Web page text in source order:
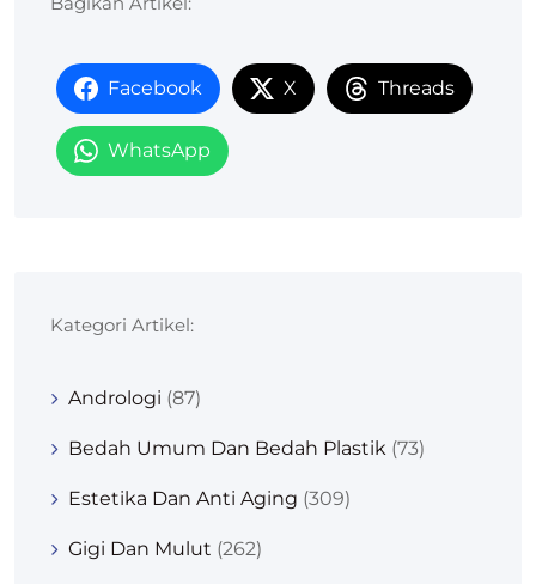
Facebook X Threads
WhatsApp
Kategori Artikel:
Andrologi (87)
Bedah Umum Dan Bedah Plastik (73)
Estetika Dan Anti Aging (309)
Gigi Dan Mulut (262)